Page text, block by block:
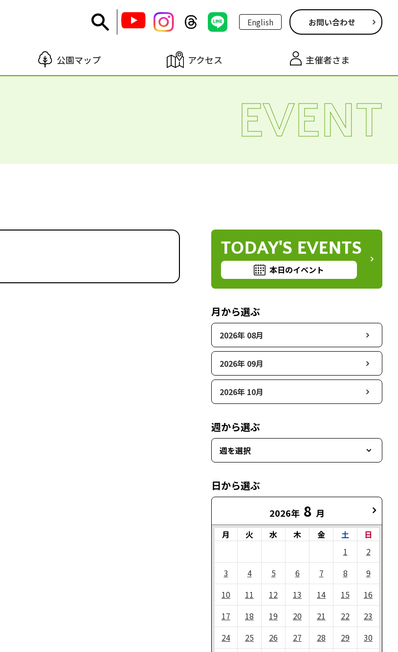
English お問い合わせ
公園マップ アクセス 主催者さま
EVENT
TODAY'S EVENTS
本日のイベント
月から選ぶ
2026年 08月
2026年 09月
2026年 10月
週から選ぶ
週を選択
日から選ぶ
2026年 8 月
月 火 水 木 金 土
日
1
2
3
4 5 6 7 8
9
10
11 12 13 14 15
16
17
18 19 20 21 22
23
24
25 26 27 28 29
30